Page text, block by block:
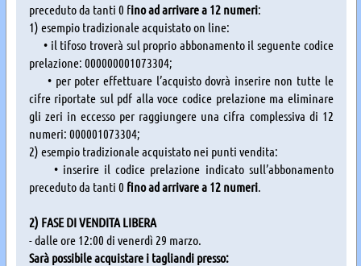
preceduto da tanti 0 fino ad arrivare a 12 numeri:
1) esempio tradizionale acquistato on line:
• il tifoso troverà sul proprio abbonamento il seguente codice
prelazione: 000000001073304;
• per poter effettuare l’acquisto dovrà inserire non tutte le
cifre riportate sul pdf alla voce codice prelazione ma eliminare
gli zeri in eccesso per raggiungere una cifra complessiva di 12
numeri: 000001073304;
2) esempio tradizionale acquistato nei punti vendita:
• inserire il codice prelazione indicato sull’abbonamento
preceduto da tanti 0 fino ad arrivare a 12 numeri.
2) FASE DI VENDITA LIBERA
- dalle ore 12:00 di venerdì 29 marzo.
Sarà possibile acquistare i tagliandi presso: